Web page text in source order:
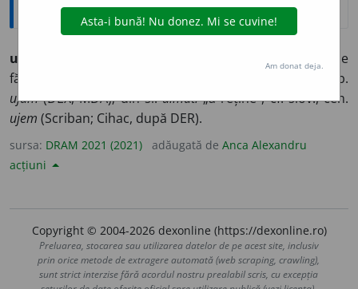
uiúm,
, (oium), s.n. (reg.) Plată (în natură) de
făină sau grăunțe, pentru măcinat. – Din bg.
, srb.
ujam(DEX, MDA); din sl.uimati„a reține”, cf. slov., ceh.
ujem (Scriban; Cihac, după DER).
sursa: DRAM 2021 (2021) adăugată de Anca Alexandru
acțiuni
Copyright © 2004-2026 dexonline (https://dexonline.ro)
Preluarea, stocarea sau utilizarea datelor de pe acest site, inclusiv
prin orice metode de extragere automată (web scraping, crawling),
sunt strict interzise fără acordul nostru prealabil scris, cu excepția
Am donat deja.